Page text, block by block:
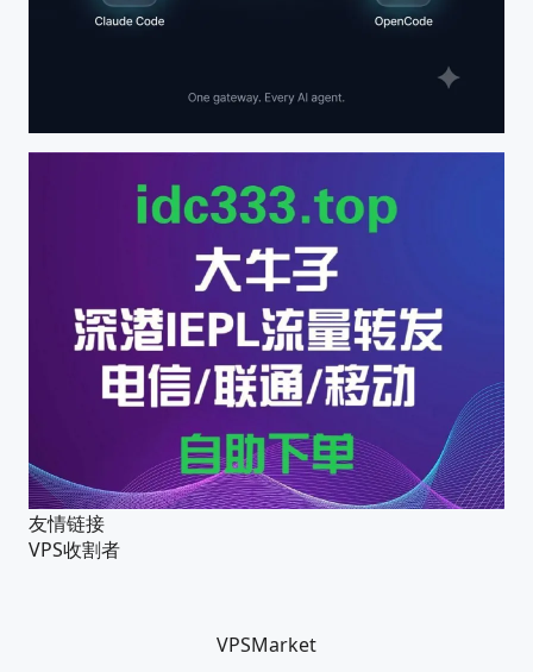
友情链接
VPS收割者
VPSMarket